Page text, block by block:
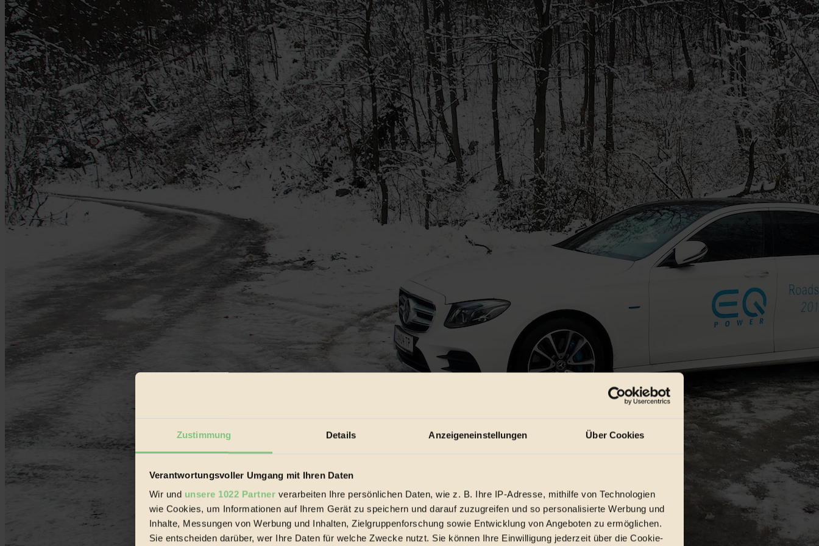
Zustimmung Details Anzeigeneinstellungen Über Cookies
Verantwortungsvoller Umgang mit Ihren Daten
Wir und unsere 1022 Partner verarbeiten Ihre persönlichen Daten, wie z. B. Ihre IP-Adresse, mithilfe von Technologien
wie Cookies, um Informationen auf Ihrem Gerät zu speichern und darauf zuzugreifen und so personalisierte Werbung und
Inhalte, Messungen von Werbung und Inhalten, Zielgruppenforschung sowie Entwicklung von Angeboten zu ermöglichen.
Sie entscheiden darüber, wer Ihre Daten für welche Zwecke nutzt. Sie können Ihre Einwilligung jederzeit über die Cookie-